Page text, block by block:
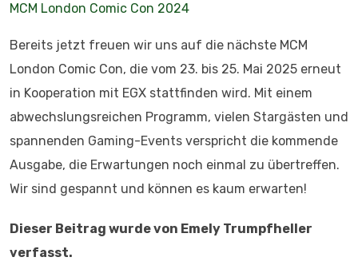
MCM London Comic Con 2024
Bereits jetzt freuen wir uns auf die nächste MCM
London Comic Con, die vom 23. bis 25. Mai 2025 erneut
in Kooperation mit EGX stattfinden wird. Mit einem
abwechslungsreichen Programm, vielen Stargästen und
spannenden Gaming-Events verspricht die kommende
Ausgabe, die Erwartungen noch einmal zu übertreffen.
Wir sind gespannt und können es kaum erwarten!
Dieser Beitrag wurde von Emely Trumpfheller
verfasst.